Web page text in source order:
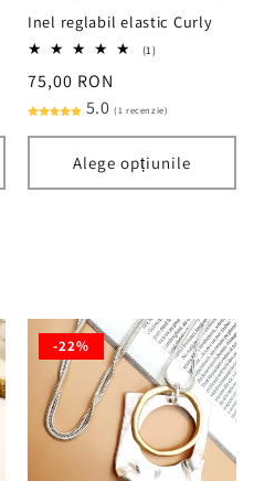
Inel reglabil elastic Curly
(1)1
Preț
obișnuit
75,00 RON
5.0 (1 recenzie)
Alege opțiunile
-22%